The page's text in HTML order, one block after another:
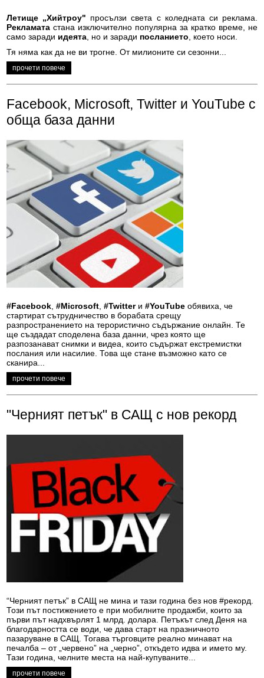
Летище „Хийтроу" просълзи света с коледната си реклама.
Рекламата стана изключително популярна за кратко време, не
само заради идеята , но и заради посланието , което носи.
Тя няма как да не ви трогне. От милионите си сезонни...
прочети повече
Facebook, Microsoft, Twitter и YouTube с
обща база данни
#Facebook ,#Microsoft ,#Twitterи#YouTube обявиха, че
стартират сътрудничество в борабата срещу
разпространението на терористично съдържание онлайн. Те
ще създадат споделена база данни, чрез която ще
разпозанават снимки и видеа, които съдържат екстремистки
послания или насилие. Това ще стане възможно като се
сканира...
прочети повече
"Черният петък" в САЩ с нов рекорд
“Черният петък” в САЩ не мина и тази година без нов #рекорд.
Този път постижението е при мобилните продажби, които за
първи път надхвърлят 1 млрд. долара. Петъкът след Деня на
благодарността се води, че дава старт на празничното
пазаруване в САЩ. Тогава търговците реално минават на
печалба – от „червено” на „черно”, откъдето идва и името му.
Тази година, челните места на най-купуваните...
прочети повече